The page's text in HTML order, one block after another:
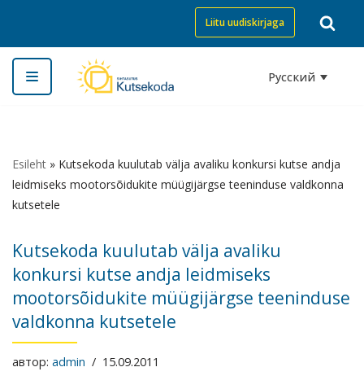
Перейти
к
содержимому
Liitu uudiskirjaga
Русский
Esileht » Kutsekoda kuulutab välja avaliku konkursi kutse andja
leidmiseks mootorsõidukite müügijärgse teeninduse valdkonna
kutsetele
Kutsekoda kuulutab välja avaliku
konkursi kutse andja leidmiseks
mootorsõidukite müügijärgse teeninduse
valdkonna kutsetele
автор: admin 15.09.2011